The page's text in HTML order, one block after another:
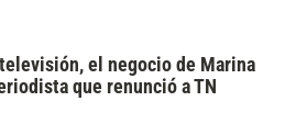
el negocio de Marina
que renunció a TN